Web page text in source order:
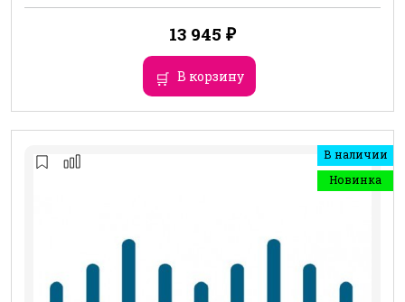
13 945 ₽
В корзину
В наличии
Новинка